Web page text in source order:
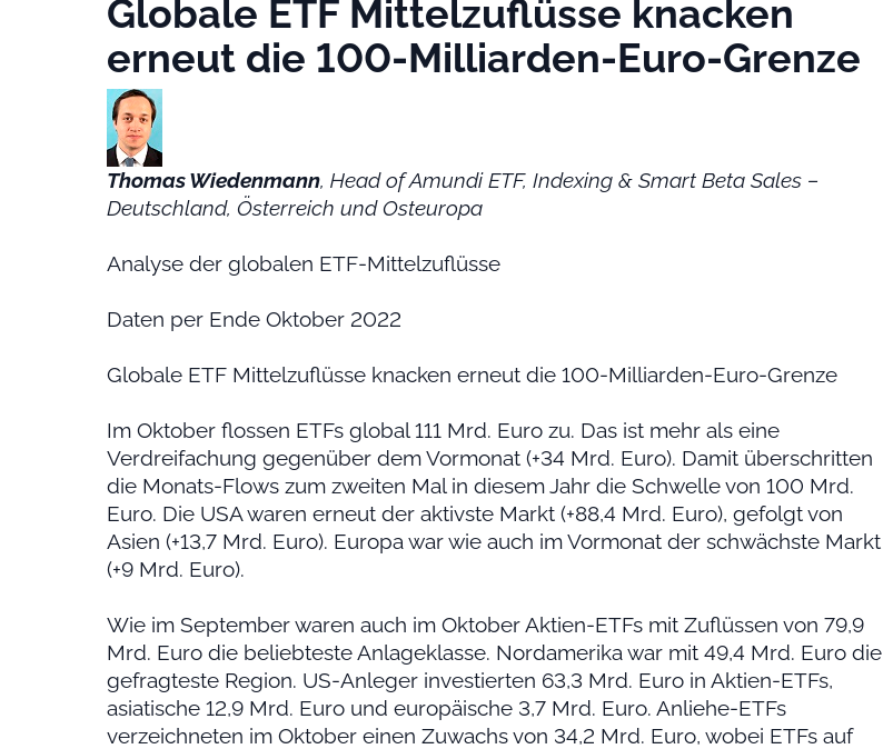
Globale ETF Mittelzuflüsse knacken
erneut die 100-Milliarden-Euro-Grenze
Thomas Wiedenmann, Head of Amundi ETF, Indexing & Smart Beta Sales –
Deutschland, Österreich und Osteuropa
Analyse der globalen ETF-Mittelzuflüsse
Daten per Ende Oktober 2022
Globale ETF Mittelzuflüsse knacken erneut die 100-Milliarden-Euro-Grenze
Im Oktober flossen ETFs global 111 Mrd. Euro zu. Das ist mehr als eine
Verdreifachung gegenüber dem Vormonat (+34 Mrd. Euro). Damit überschritten
die Monats-Flows zum zweiten Mal in diesem Jahr die Schwelle von 100 Mrd.
Euro. Die USA waren erneut der aktivste Markt (+88,4 Mrd. Euro), gefolgt von
Asien (+13,7 Mrd. Euro). Europa war wie auch im Vormonat der schwächste Markt
(+9 Mrd. Euro).
Wie im September waren auch im Oktober Aktien-ETFs mit Zuflüssen von 79,9
Mrd. Euro die beliebteste Anlageklasse. Nordamerika war mit 49,4 Mrd. Euro die
gefragteste Region. US-Anleger investierten 63,3 Mrd. Euro in Aktien-ETFs,
asiatische 12,9 Mrd. Euro und europäische 3,7 Mrd. Euro. Anliehe-ETFs
verzeichneten im Oktober einen Zuwachs von 34,2 Mrd. Euro, wobei ETFs auf